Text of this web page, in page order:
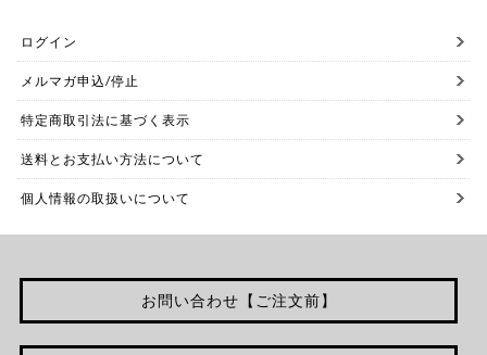
ログイン
メルマガ申込/停止
特定商取引法に基づく表示
送料とお支払い方法について
個人情報の取扱いについて
お問い合わせ【ご注文前】